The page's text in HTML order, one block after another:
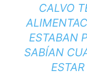
CALVO
ESTABAN
SABÍAN